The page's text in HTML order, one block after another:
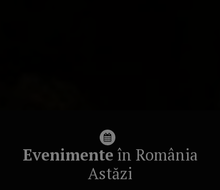
Evenimente în România
Astăzi